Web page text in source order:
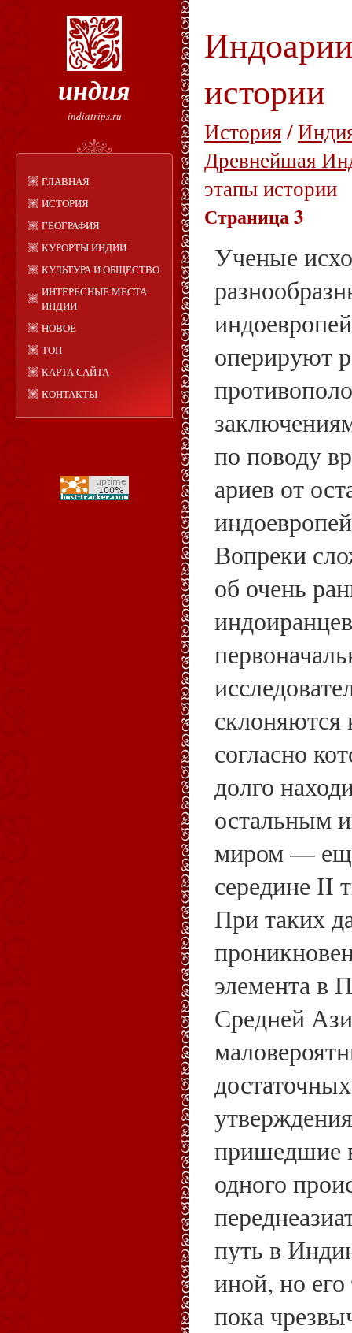
индия
indiatrips.ru
ГЛАВНАЯ
ИСТОРИЯ
ГЕОГРАФИЯ
КУРОРТЫ ИНДИИ
КУЛЬТУРА И ОБЩЕСТВО
ИНТЕРЕСНЫЕ МЕСТА
ИНДИИ
НОВОЕ
ТОП
КАРТА САЙТА
КОНТАКТЫ
истории
История/
Древнейшая
этапы истории
Страница 3
Ученые
оперируют
по поводу
ариев от
Вопреки
об очень
склоняются
согласно
долго
остальным
миром —
середине II
При таких
элемента в
Средней
пришедшие
одного
путь в
иной, но
пока